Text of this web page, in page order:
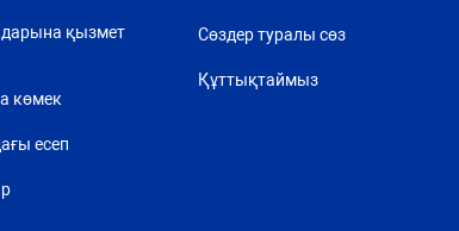
қызмет
көмек
есеп
Сөздер туралы сөз
Құттықтаймыз